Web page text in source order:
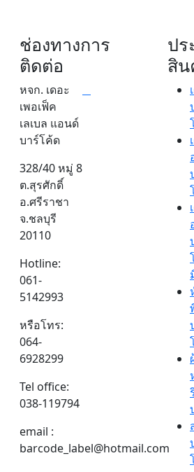
ช่องทางการ
ติดต่อ
หจก. เดอะ
เพอเฟ็ค
เลเบล แอนด์
บาร์โค้ด
328/40 หมู่ 8
ต.สุรศักดิ์
อ.ศรีราชา
จ.ชลบุรี
20110
Hotline:
061-
5142993
หรือโทร:
064-
6928299
Tel office:
038-119794
email :
barcode_label@hotmail.com
ปร
สิน